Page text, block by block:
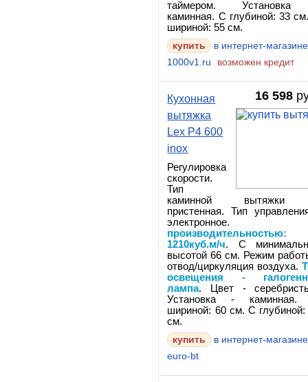
таймером.
каминная. С глубиной: 33
шириной: 55 см.
в интернет-магазине
1000v1.ru
возможен кредит
16 598
Кухонная
вытяжка
Lex P4 600
inox
Регулировка
скорости.
Тип
каминной
пристенная. Тип
производительностью:
1210куб.м/ч. С
высотой 66 см. Режим
отвод/циркуляция воздуха.
освещения -
лампа. Цвет -
Установка -
шириной: 60 см. С глубиной:
см.
в интернет-магазине
euro-bt